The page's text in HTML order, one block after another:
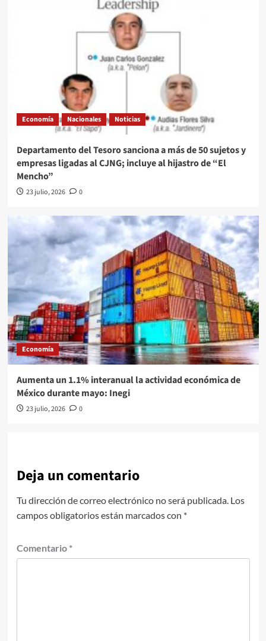
Economía Nacionales Noticias
Departamento del Tesoro sanciona a más de 50 sujetos y
empresas ligadas al CJNG; incluye al hijastro de “El
Mencho”
23 julio, 2026 0
Economía
Aumenta un 1.1% interanual la actividad económica de
México durante mayo: Inegi
23 julio, 2026 0
Deja un comentario
Tu dirección de correo electrónico no será publicada. Los
campos obligatorios están marcados con *
Comentario *